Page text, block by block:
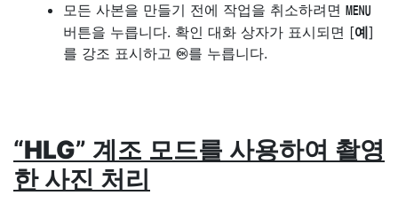
모든 사본을 만들기 전에 작업을 취소하려면 G
버튼을 누릅니다. 확인 대화 상자가 표시되면 [예]
를 강조 표시하고 J를 누릅니다.
“HLG” 계조 모드를 사용하여 촬영
한 사진 처리